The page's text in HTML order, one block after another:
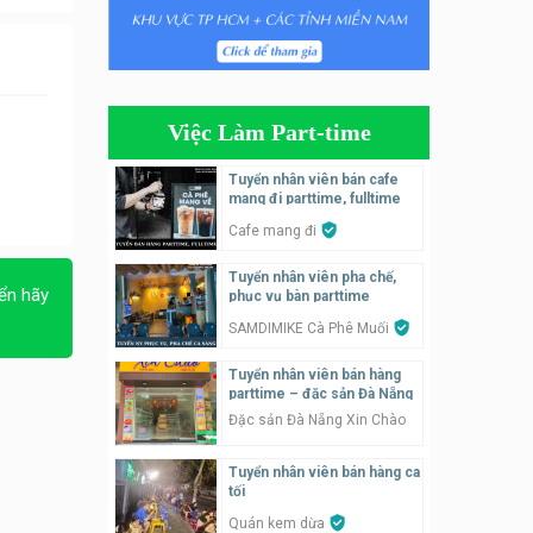
hãy
Tuyển nhân viên phụ quán ăn
– hỗ trợ ăn ở
parttime
GÀ GÔ FASTFOOD
parttime
Tuyển nhân viên pha chế
tiệm trà sữa
TRÀ SỮA THÁI LAN
Tuyển nhân viên tư vấn bán
hàng tiệm bánh ngọt
Tiệm bánh ngọt
Việc Làm Part-time
Tuyển nhân viên bán cafe
mang đi parttime, fulltime
Cafe mang đi
Tuyển nhân viên pha chế,
phục vụ bàn parttime
SAMDIMIKE Cà Phê Muối
Tuyển nhân viên bán hàng
parttime – đặc sản Đà Nẵng
Đặc sản Đà Nẵng Xin Chào
Tuyển nhân viên bán hàng ca
tối
Quán kem dừa